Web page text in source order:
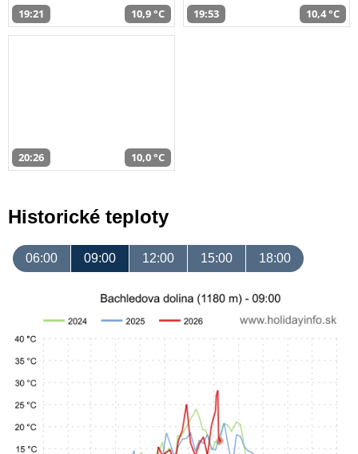
19:21 10,9 °C 19:53 10,4 °C
20:26 10,0 °C
Historické teploty
06:00 09:00 12:00 15:00 18:00